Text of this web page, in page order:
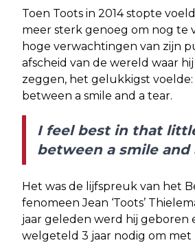
Toen Toots in 2014 stopte
meer sterk genoeg om nog te
hoge verwachtingen van zijn
afscheid van de wereld waar
zeggen, het gelukkigst
between a smile and a tear.
I feel best in that
between a smile and
Het was de lijfspreuk van het
fenomeen Jean ‘Toots’
jaar geleden werd hij geboren
welgeteld 3 jaar nodig om met